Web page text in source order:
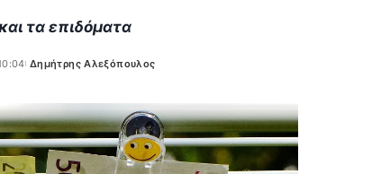
τα επιδόματα
Posted
Δημήτρης Αλεξόπουλος